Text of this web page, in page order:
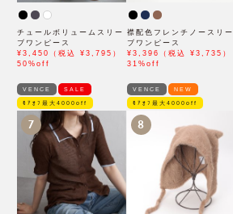
チュールボリュームスリー
ブワンピース
¥3,450（税込 ¥3,795）
50%off
襟配色フレンチノースリー
ブワンピース
¥3,396（税込 ¥3,735）
31%off
VENCE SALE
ﾓｱｵﾌ最大4000off
7
VENCE NEW
ﾓｱｵﾌ最大4000off
8